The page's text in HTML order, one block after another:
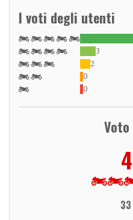
I voti degli utenti
3
2
0
0
Voto